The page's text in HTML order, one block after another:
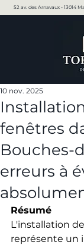
52 av. des Arnavaux - 13014
fenêtres
Bouches-
erreurs à
10 nov. 2025
Résumé
L'installation
représente un